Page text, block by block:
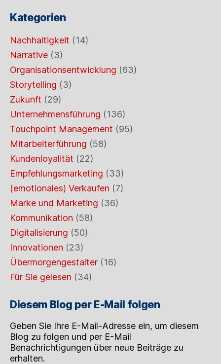
Kategorien
Nachhaltigkeit (14)
Narrative (3)
Organisationsentwicklung (63)
Storytelling (3)
Zukunft (29)
Unternehmensführung (136)
Touchpoint Management (95)
Mitarbeiterführung (58)
Kundenloyalität (22)
Empfehlungsmarketing (33)
(emotionales) Verkaufen (7)
Marke und Marketing (36)
Kommunikation (58)
Digitalisierung (50)
Innovationen (23)
Übermorgengestalter (16)
Für Sie gelesen (34)
Diesem Blog per E-Mail folgen
Geben Sie Ihre E-Mail-Adresse ein, um diesem
Blog zu folgen und per E-Mail
Benachrichtigungen über neue Beiträge zu
erhalten.